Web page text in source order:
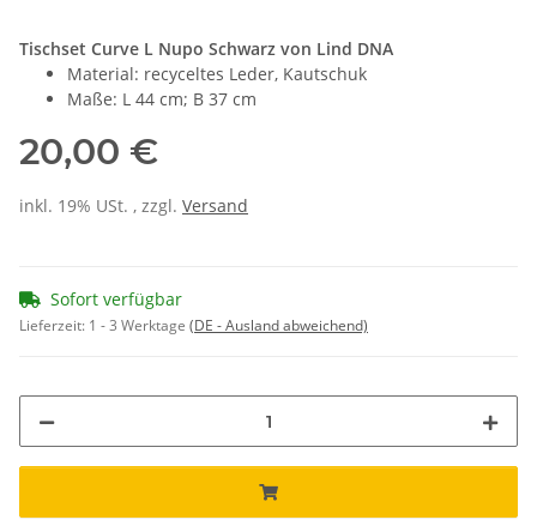
Tischset Curve L Nupo Schwarz von Lind DNA
Material: recyceltes Leder, Kautschuk
Maße: L 44 cm; B 37 cm
20,00 €
inkl. 19% USt. , zzgl. Versand
Sofort verfügbar
Lieferzeit: 1 - 3 Werktage (DE - Ausland abweichend)